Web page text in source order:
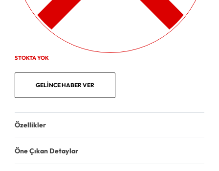
STOKTA YOK
GELINCE HABER VER
Özellikler
Öne Çıkan Detaylar